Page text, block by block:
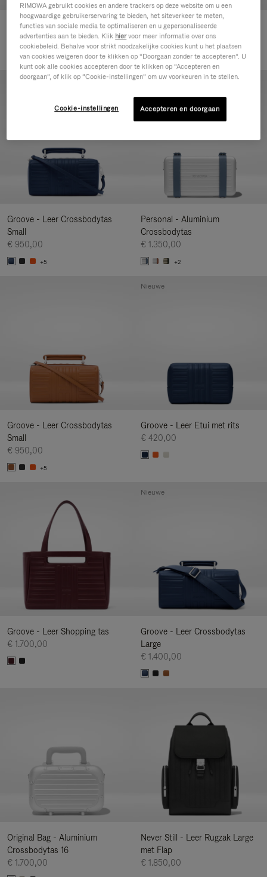
Groove - Leer Etui met rits
€ 420,00
Groove - Leer Etui met rits
€ 420,00
Groove - Leer Crossbodytas
Small
€ 950,00
+5
Nieuwe
Personal - Aluminium
Crossbodytas
€ 1.350,00
+2
Groove - Leer Crossbodytas
Small
€ 950,00
+5
Groove - Leer Etui met rits
€ 420,00
Nieuwe
Groove - Leer Shopping tas
€ 1.700,00
Groove - Leer Crossbodytas
Large
€ 1.400,00
Nieuwe
Original Bag - Aluminium
Crossbodytas 16
€ 1.700,00
Never Still - Leer Rugzak Large
met Flap
€ 1.850,00
RIMOWA gebruikt cookies en andere trackers op deze website om u een
hoogwaardige gebruikerservaring te bieden, het siteverkeer te meten,
functies van sociale media te optimaliseren en u gepersonaliseerde
advertenties aan te bieden. Klik hiervoor meer informatie over ons
cookiebeleid. Behalve voor strikt noodzakelijke cookies kunt u het plaatsen
van cookies weigeren door te klikken op “Doorgaan zonder te accepteren”. U
kunt ook alle cookies accepteren door te klikken op “Accepteren en
doorgaan”, of klik op “Cookie-instellingen” om uw voorkeuren in te stellen.
Cookie-instellingen Accepteren en doorgaan